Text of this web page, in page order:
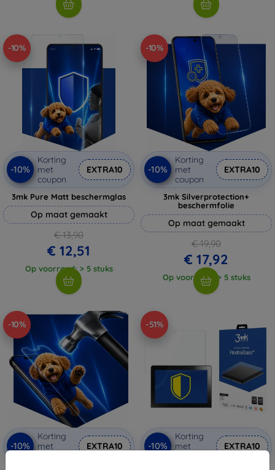
-10%
-10%
Korting
met
coupon
EXTRA10
3mk Pure Matt beschermglas
Op maat gemaakt
€ 13,90
€ 12,51
Op voorraad: > 5 stuks
-10%
-10%
Korting
met
coupon
EXTRA10
3mk Silverprotection+
beschermfolie
Op maat gemaakt
€ 19,90
€ 17,92
Op voorraad: > 5 stuks
-10%
-10%
Korting
met
EXTRA10
-51%
-10%
Korting
met
EXTRA10